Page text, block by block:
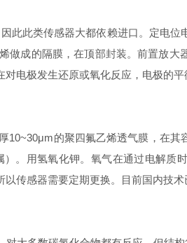
此类传感器大都依赖进口。定电位
成的隔膜，在顶部封装。前置放大
电极发生还原或氧化反应，电极的平
的聚四氟乙烯透气膜，在其
。用氢氧化钾。氧气在通过电解质
传感器需要定期更换。目前国内技术